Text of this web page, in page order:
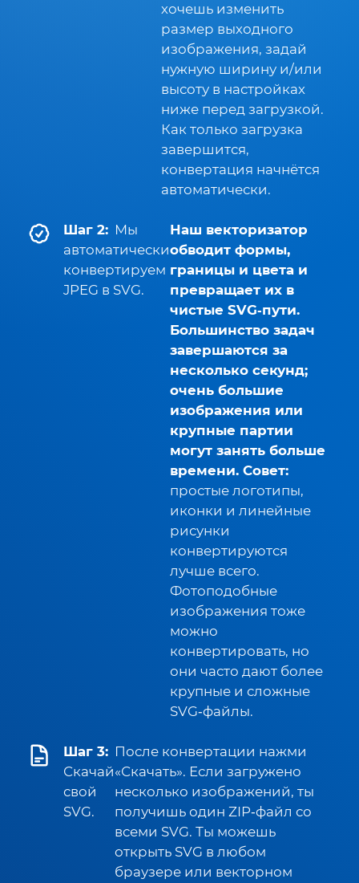
хочешь изменить
размер выходного
изображения, задай
нужную ширину и/или
высоту в настройках
ниже перед загрузкой.
Как только загрузка
завершится,
конвертация начнётся
автоматически.
Шаг 2: Мы
автоматически
конвертируем
JPEG в SVG.
Наш векторизатор
обводит формы,
границы и цвета и
превращает их в
чистые SVG‑пути.
Большинство задач
завершаются за
несколько секунд;
очень большие
изображения или
крупные партии
могут занять больше
времени. Совет:
простые логотипы,
иконки и линейные
рисунки
конвертируются
лучше всего.
Фотоподобные
изображения тоже
можно
конвертировать, но
они часто дают более
крупные и сложные
SVG‑файлы.
Шаг 3:
Скачай
свой
SVG.
После конвертации нажми
«Скачать». Если загружено
несколько изображений, ты
получишь один ZIP‑файл со
всеми SVG. Ты можешь
открыть SVG в любом
браузере или векторном